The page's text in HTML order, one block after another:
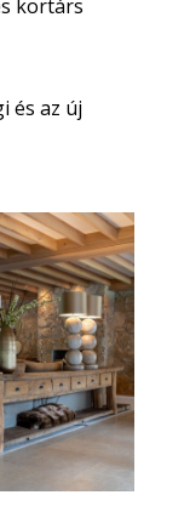
kortárs
és az új